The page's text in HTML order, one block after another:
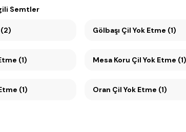
Semtler
Gölbaşı Çil Yok Etme (1)
Etme (1) Mesa Koru Çil Yok Etme (1)
Etme (1) Oran Çil Yok Etme (1)